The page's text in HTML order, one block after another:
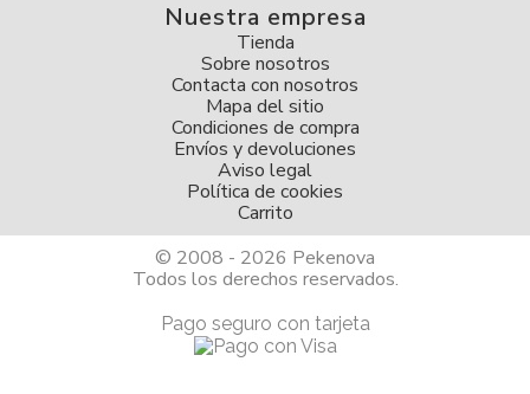
Nuestra empresa
Tienda
Sobre nosotros
Contacta con nosotros
Mapa del sitio
Condiciones de compra
Envíos y devoluciones
Aviso legal
Política de cookies
Carrito
© 2008 - 2026 Pekenova
Todos los derechos reservados.
Pago seguro con tarjeta